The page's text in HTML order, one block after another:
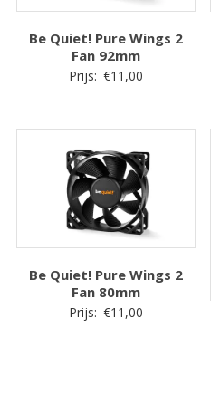
Be Quiet! Pure Wings 2
Fan 92mm
Prijs: €11,00
Be Quiet! Pure Wings 2
Fan 80mm
Prijs: €11,00